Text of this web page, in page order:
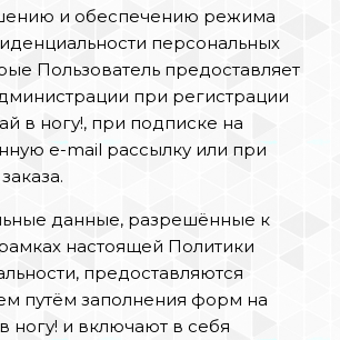
и обеспечению режима
персональных
Пользователь предоставляет
при регистрации
в ногу!, при подписке на
e-mail рассылку или при
данные, разрешённые к
настоящей Политики
предоставляются
путём заполнения форм на
ногу! и включают в себя